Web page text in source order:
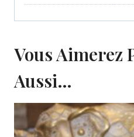
Vous Aimerez
Aussi…